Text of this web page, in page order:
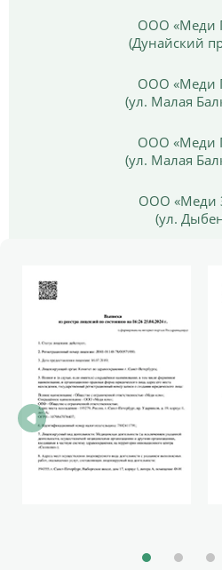
ООО «Меди
(Дунайский
ООО «Меди
(ул. Малая
ООО «Меди
(ул. Малая
ООО «Меди
(ул.